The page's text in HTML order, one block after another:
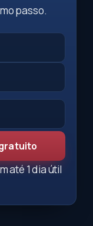
passo.
até 1 dia útil